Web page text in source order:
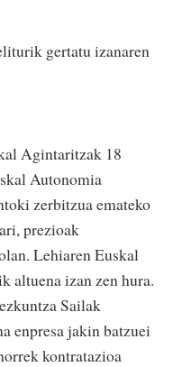
gertatu izanaren
Agintaritzak 18
Autonomia
zerbitzua emateko
prezioak
Lehiaren Euskal
altuena izan zen hura.
Sailak
enpresa jakin batzuei
kontratazioa